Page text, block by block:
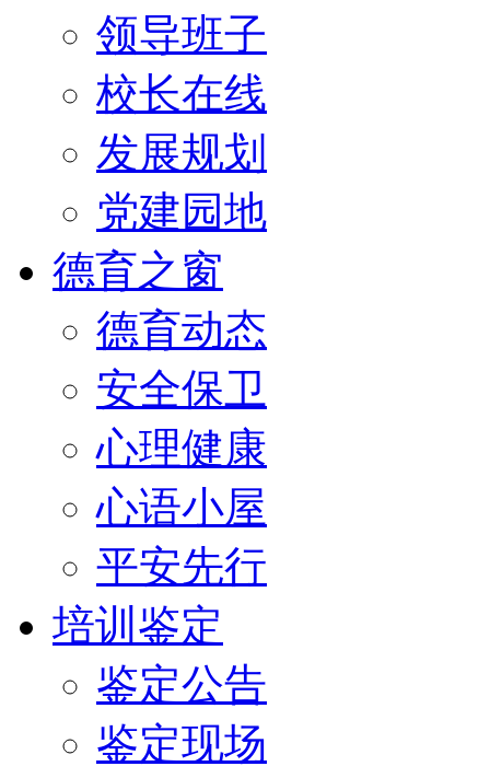
领导班子
校长在线
发展规划
党建园地
德育之窗
德育动态
安全保卫
心理健康
心语小屋
平安先行
培训鉴定
鉴定公告
鉴定现场